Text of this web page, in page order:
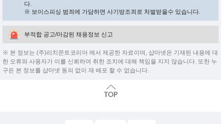
다.
※ 보이스피싱 범죄에 가담하면 사기방조죄로 처벌받을수 있습니다.
부적합 공고/마감된 채용정보 신고
※ 본 정보는 (주)리치몬트코리아 에서 제공한 자료이며, 샵마넷은 기재된 내용에 대
한 오류와 사용자가 이를 신뢰하여 취한 조치에 대해 책임을 지지 않습니다. 또한 누
구든 본 정보를 샵마넷 동의 없이 재 배포 할 수 없습니다.